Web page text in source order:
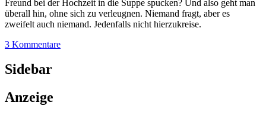
Freund bei der Hochzeit in die Suppe spucken? Und also geht man
überall hin, ohne sich zu verleugnen. Niemand fragt, aber es
zweifelt auch niemand. Jedenfalls nicht hierzukreise.
3 Kommentare
Sidebar
Anzeige